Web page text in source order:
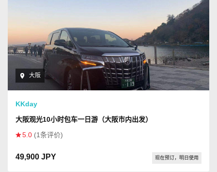
大阪
KKday
大阪观光10小时包车一日游（大阪市内出发）
5.0 (1条评价)
49,900 JPY 现在预订，明日使用